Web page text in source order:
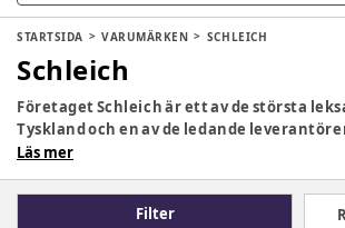
STARTSIDA VARUMÄRKEN SCHLEICH
Schleich
Företaget Schleich är ett av de största
Tyskland och en av de ledande
leksaksfigurer. Sedan de grundades 1935
barnrum runt om i världen.
Läs mer
Filter